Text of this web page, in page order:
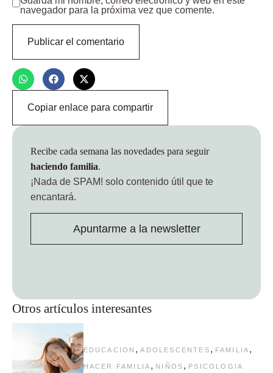
navegador para la próxima vez que comente.
Copiar enlace para compartir
Otros artículos interesantes
EDUCACION , ADOLESCENTES , FAMILIA ,
HACER FAMILIA , NIÑOS , PSICOLOGIA
Recibe cada semana las novedades para seguir
haciendo familia.
¡Nada de SPAM! solo contenido útil que te
encantará.
Apuntarme a la newsletter